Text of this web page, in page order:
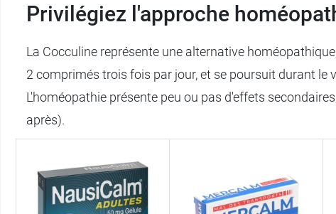
Privilégiez l'approche
La Cocculine représente une alternative
2 comprimés trois fois par jour, et se poursuit durant le
L'homéopathie présente peu ou pas d'effets
après).